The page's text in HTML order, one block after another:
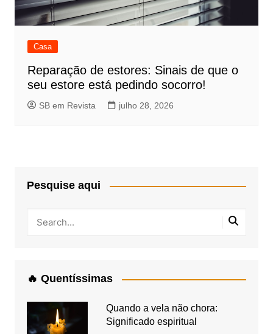
Casa
Reparação de estores: Sinais de que o
seu estore está pedindo socorro!
SB em Revista julho 28, 2026
Pesquise aqui
🔥 Quentíssimas
Quando a vela não chora:
Significado espiritual